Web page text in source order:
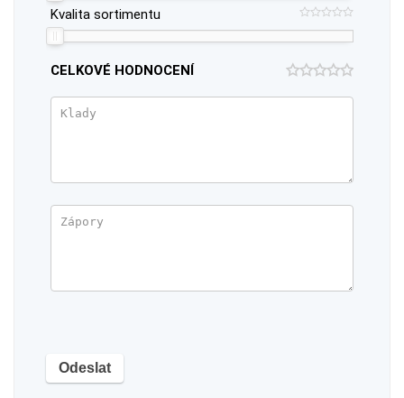
Kvalita sortimentu
CELKOVÉ HODNOCENÍ